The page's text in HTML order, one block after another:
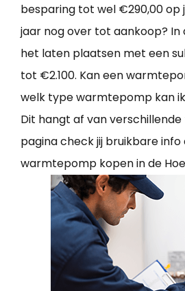
besparing tot wel €290,00 op
jaar nog over tot aankoop? In
het laten plaatsen met een
tot €2.100. Kan een
welk type warmtepomp kan
Dit hangt af van
pagina check jij bruikbare info
warmtepomp kopen in de